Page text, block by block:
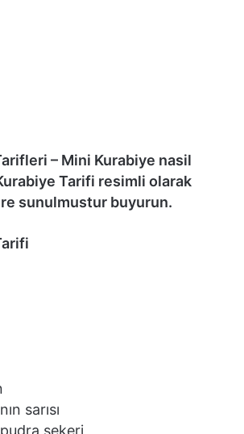
– Mini Kurabiye nasil
Tarifi resimli olarak
sunulmustur buyurun.
sarısı
şekeri